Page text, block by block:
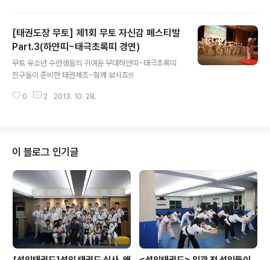
[태권도장 무토] 제1회 무토 자신감 페스티발
Part.3(하얀띠~태극초록띠 경연)
무토 유소년 수련생들의 귀여운 무대하얀띠~태극초록띠
친구들이 준비한 태권체조~함께 보시죠!!!
0 2 2013. 10. 28.
이 블로그 인기글